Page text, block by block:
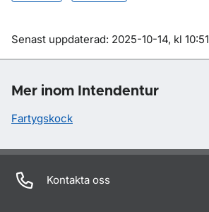
Om sidan
Senast uppdaterad: 2025-10-14, kl 10:51
Mer inom Intendentur
Fartygskock
Kontakta oss